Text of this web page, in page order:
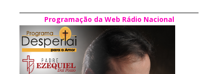
Programação da Web Rádio Nacional